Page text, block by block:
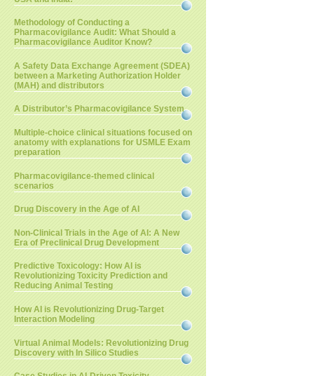
Methodology of Conducting a
Pharmacovigilance Audit: What Should a
Pharmacovigilance Auditor Know?
A Safety Data Exchange Agreement (SDEA)
between a Marketing Authorization Holder
(MAH) and distributors
A Distributor’s Pharmacovigilance System
Multiple-choice clinical situations focused on
anatomy with explanations for USMLE Exam
preparation
Pharmacovigilance-themed clinical
scenarios
Drug Discovery in the Age of AI
Non-Clinical Trials in the Age of AI: A New
Era of Preclinical Drug Development
Predictive Toxicology: How AI is
Revolutionizing Toxicity Prediction and
Reducing Animal Testing
How AI is Revolutionizing Drug-Target
Interaction Modeling
Virtual Animal Models: Revolutionizing Drug
Discovery with In Silico Studies